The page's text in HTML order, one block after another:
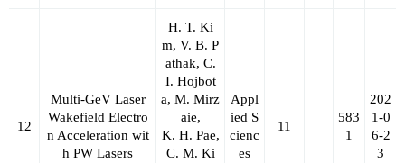
12
Multi-GeV Laser
Wakefield Electro
n Acceleration wit
h PW Lasers
H. T. Ki
m, V. B. P
athak, C.
I. Hojbot
a, M. Mirz
aie,
K. H. Pae,
C. M. Ki
Appl
ied S
cienc
es
11
583
1
202
1-0
6-2
3